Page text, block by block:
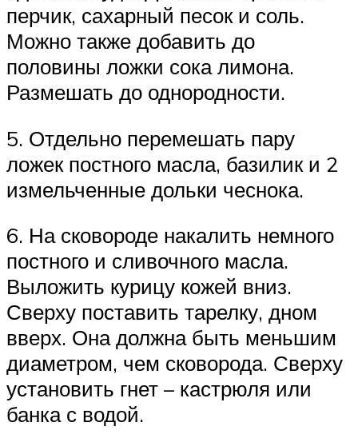
перчик, сахарный песок и соль.
Можно также добавить до
половины ложки сока лимона.
Размешать до однородности.
5. Отдельно перемешать пару
ложек постного масла, базилик и 2
измельченные дольки чеснока.
6. На сковороде накалить немного
постного и сливочного масла.
Выложить курицу кожей вниз.
Сверху поставить тарелку, дном
вверх. Она должна быть меньшим
диаметром, чем сковорода. Сверху
установить гнет – кастрюля или
банка с водой.